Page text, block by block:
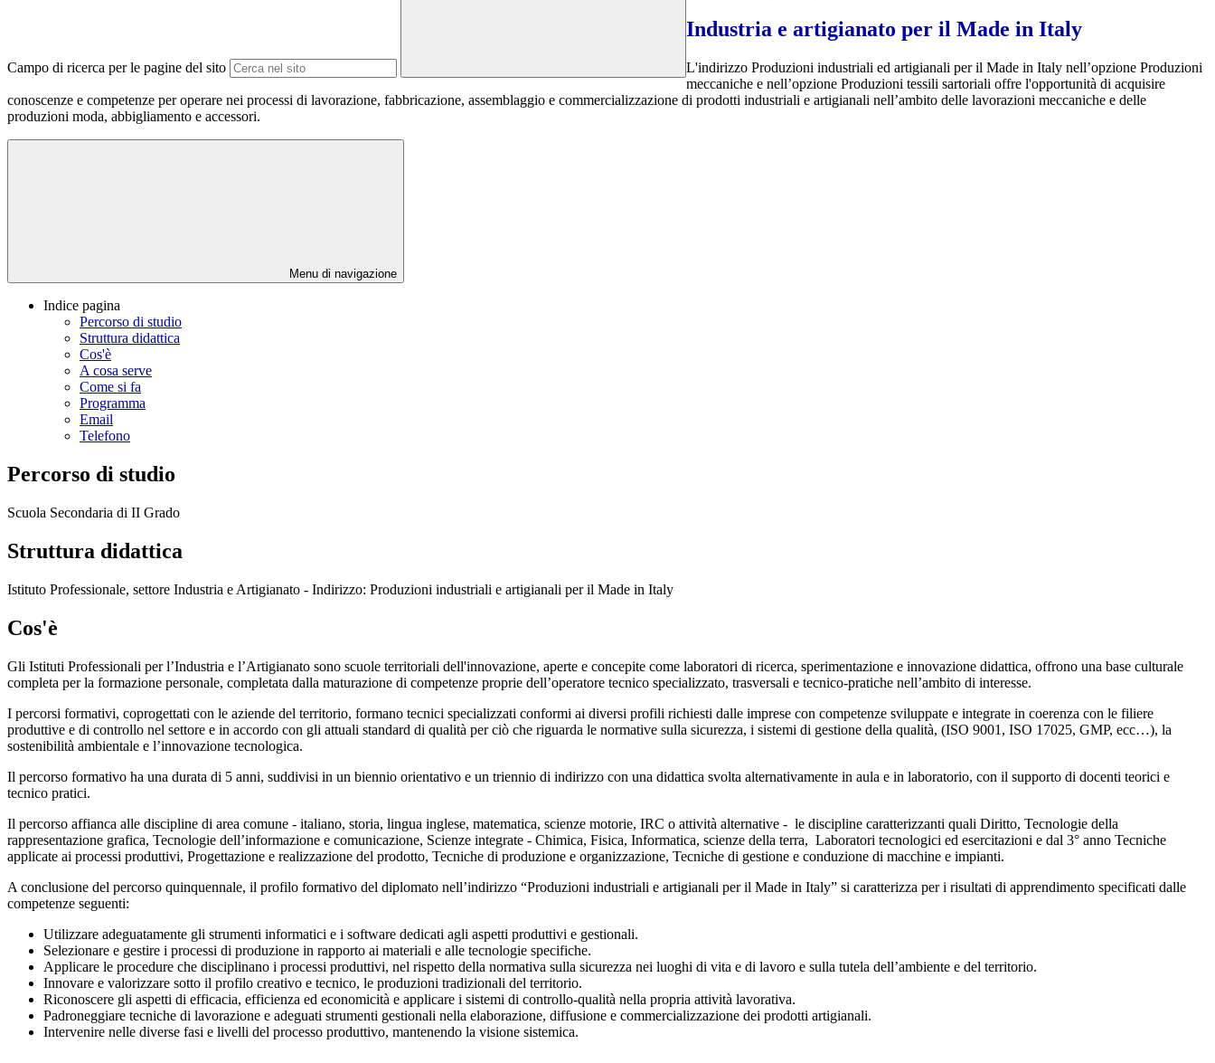
Campo di ricerca per le pagine del sito
Industria e artigianato per il Made in Italy
L'indirizzo Produzioni industriali ed artigianali per il Made in Italy nell’opzione Produzioni
meccaniche e nell’opzione Produzioni tessili sartoriali offre l'opportunità di acquisire
conoscenze e competenze per operare nei processi di lavorazione, fabbricazione, assemblaggio e commercializzazione di prodotti industriali e artigianali nell’ambito delle lavorazioni meccaniche e delle
produzioni moda, abbigliamento e accessori.
Menu di navigazione
Indice pagina
Percorso di studio
Struttura didattica
Cos'è
A cosa serve
Come si fa
Programma
Email
Telefono
Percorso di studio
Scuola Secondaria di II Grado
Struttura didattica
Istituto Professionale, settore Industria e Artigianato - Indirizzo: Produzioni industriali e artigianali per il Made in Italy
Cos'è
Gli Istituti Professionali per l’Industria e l’Artigianato sono scuole territoriali dell'innovazione, aperte e concepite come laboratori di ricerca, sperimentazione e innovazione didattica, offrono una base culturale
completa per la formazione personale, completata dalla maturazione di competenze proprie dell’operatore tecnico specializzato, trasversali e tecnico-pratiche nell’ambito di interesse.
I percorsi formativi, coprogettati con le aziende del territorio, formano tecnici specializzati conformi ai diversi profili richiesti dalle imprese con competenze sviluppate e integrate in coerenza con le filiere
produttive e di controllo nel settore e in accordo con gli attuali standard di qualità per ciò che riguarda le normative sulla sicurezza, i sistemi di gestione della qualità, (ISO 9001, ISO 17025, GMP, ecc…), la
sostenibilità ambientale e l’innovazione tecnologica.
Il percorso formativo ha una durata di 5 anni, suddivisi in un biennio orientativo e un triennio di indirizzo con una didattica svolta alternativamente in aula e in laboratorio, con il supporto di docenti teorici e
tecnico pratici.
Il percorso affianca alle discipline di area comune - italiano, storia, lingua inglese, matematica, scienze motorie, IRC o attività alternative - le discipline caratterizzanti quali Diritto, Tecnologie della
rappresentazione grafica, Tecnologie dell’informazione e comunicazione, Scienze integrate - Chimica, Fisica, Informatica, scienze della terra, Laboratori tecnologici ed esercitazioni e dal 3° anno Tecniche
applicate ai processi produttivi, Progettazione e realizzazione del prodotto, Tecniche di produzione e organizzazione, Tecniche di gestione e conduzione di macchine e impianti.
A conclusione del percorso quinquennale, il profilo formativo del diplomato nell’indirizzo “Produzioni industriali e artigianali per il Made in Italy” si caratterizza per i risultati di apprendimento specificati dalle
competenze seguenti:
Utilizzare adeguatamente gli strumenti informatici e i software dedicati agli aspetti produttivi e gestionali.
Selezionare e gestire i processi di produzione in rapporto ai materiali e alle tecnologie specifiche.
Applicare le procedure che disciplinano i processi produttivi, nel rispetto della normativa sulla sicurezza nei luoghi di vita e di lavoro e sulla tutela dell’ambiente e del territorio.
Innovare e valorizzare sotto il profilo creativo e tecnico, le produzioni tradizionali del territorio.
Riconoscere gli aspetti di efficacia, efficienza ed economicità e applicare i sistemi di controllo-qualità nella propria attività lavorativa.
Padroneggiare tecniche di lavorazione e adeguati strumenti gestionali nella elaborazione, diffusione e commercializzazione dei prodotti artigianali.
Intervenire nelle diverse fasi e livelli del processo produttivo, mantenendo la visione sistemica.